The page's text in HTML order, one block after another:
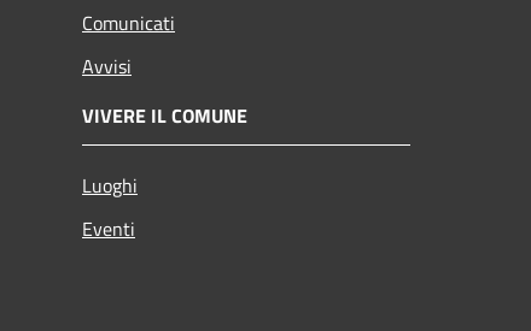
Comunicati
Avvisi
VIVERE IL COMUNE
Luoghi
Eventi